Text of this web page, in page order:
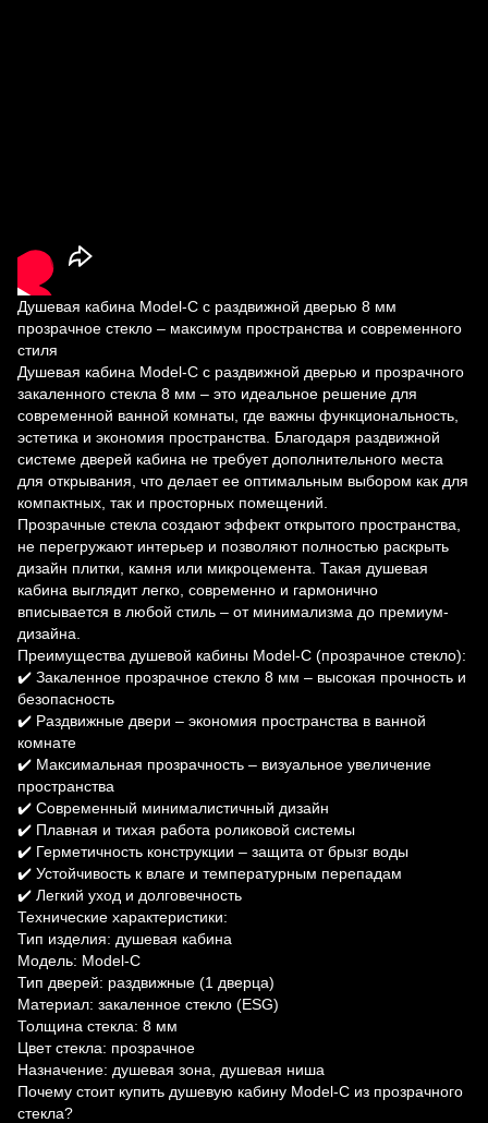
Душевая кабина Model-C с раздвижной дверью 8 мм
прозрачное стекло – максимум пространства и современного
стиля
Душевая кабина Model-C с раздвижной дверью и прозрачного
закаленного стекла 8 мм – это идеальное решение для
современной ванной комнаты, где важны функциональность,
эстетика и экономия пространства. Благодаря раздвижной
системе дверей кабина не требует дополнительного места
для открывания, что делает ее оптимальным выбором как для
компактных, так и просторных помещений.
Прозрачные стекла создают эффект открытого пространства,
не перегружают интерьер и позволяют полностью раскрыть
дизайн плитки, камня или микроцемента. Такая душевая
кабина выглядит легко, современно и гармонично
вписывается в любой стиль – от минимализма до премиум-
дизайна.
Преимущества душевой кабины Model-C (прозрачное стекло):
✔️ Закаленное прозрачное стекло 8 мм – высокая прочность и
безопасность
✔️ Раздвижные двери – экономия пространства в ванной
комнате
✔️ Максимальная прозрачность – визуальное увеличение
пространства
✔️ Современный минималистичный дизайн
✔️ Плавная и тихая работа роликовой системы
✔️ Герметичность конструкции – защита от брызг воды
✔️ Устойчивость к влаге и температурным перепадам
✔️ Легкий уход и долговечность
Технические характеристики:
Тип изделия: душевая кабина
Модель: Model-C
Тип дверей: раздвижные (1 дверца)
Материал: закаленное стекло (ESG)
Толщина стекла: 8 мм
Цвет стекла: прозрачное
Назначение: душевая зона, душевая ниша
Почему стоит купить душевую кабину Model-C из прозрачного
стекла?